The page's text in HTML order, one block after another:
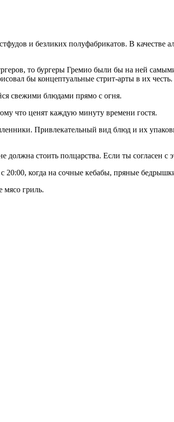
и безликих полуфабрикатов. В качестве
то бургеры Гремио были бы на ней
бы концептуальные стрит-арты в их честь.
свежими блюдами прямо с огня.
что ценят каждую минуту времени гостя.
Привлекательный вид блюд и их
должна стоить полцарства. Если ты согласен
когда на сочные кебабы, пряные
мясо гриль.